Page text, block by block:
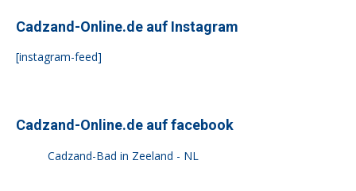
Cadzand-Online.de auf Instagram
[instagram-feed]
Cadzand-Online.de auf facebook
Cadzand-Bad in Zeeland - NL